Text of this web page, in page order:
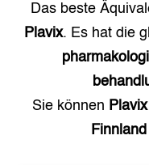
Das beste
Plavix. Es hat die
Sie können Plavix
Finnland